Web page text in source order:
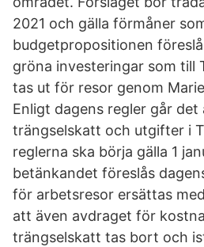
2021 och gälla förmåner
budgetpropositionen
gröna investeringar som till
tas ut för resor genom
Enligt dagens regler går
trängselskatt och utgifter i
reglerna ska börja gälla 1
betänkandet föreslås
för arbetsresor ersättas
att även avdraget för
trängselskatt tas bort och